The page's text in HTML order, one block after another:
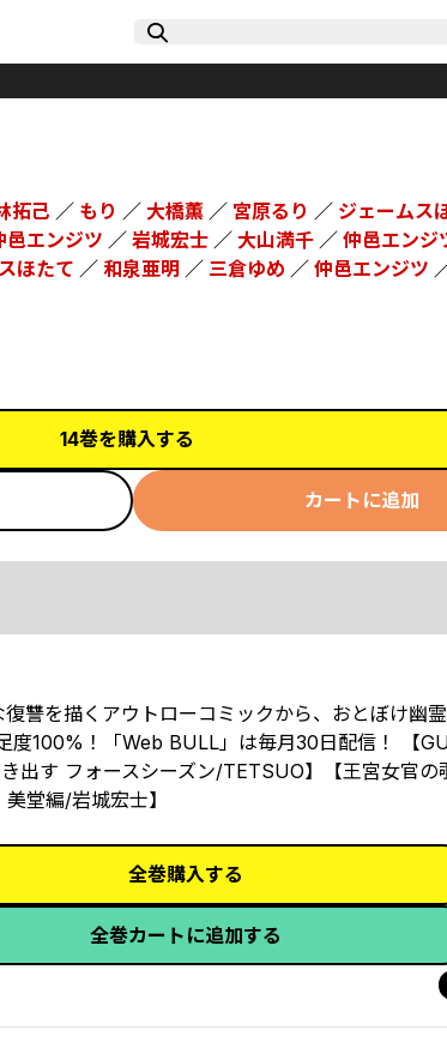
拓己 ／ もり ／ 大橋薫 ／ 宮原るり ／ ジェームス
邑エンジツ ／ 岩城宏士 ／ 大山満千 ／ 仲邑エンジ
ほたて ／ 和泉亜明 ／ 三倉ゆめ ／ 仲邑エンジツ
14巻を購入する
カートに追加
讐を描くアウトローコミックから、おとぼけ幽霊
度100%！「Web BULL」は毎月30日配信！ 【
出す フォースシーズン/TETSUO】【王宮女官の
堂編/岩城宏士】
全巻購入する
全巻カートに追加する